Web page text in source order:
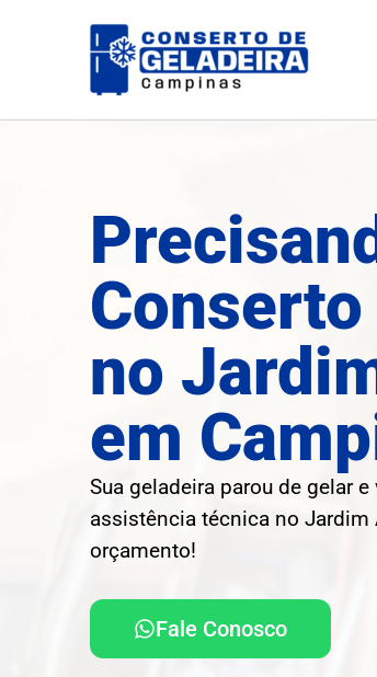
no
em
Sua geladeira parou de gelar
assistência técnica no Jardim
orçamento!
Fale Conosco